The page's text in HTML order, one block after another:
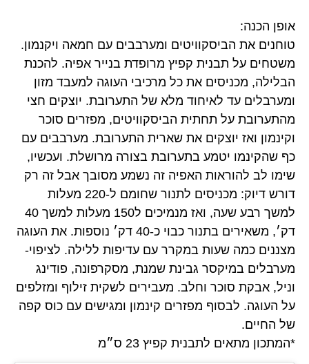
אופן הכנה:
טוחנים את הביסקוויטים ומערבבים עם חמאה ויקנמון.
משטחים על תבנית קפיץ מרופדת בנייר אפיה. להכנת
הבלילה, מכניסים את כל מרכיבי העוגה למעבד מזון
ומערבלים עד לאיחוד מלא של התערובת. יוצקים חצי
מהתערובת על תחתית הביסקוויטים, מפזרים סוכר
וקינמון ואז יוצקים את שארית התערובת. מערבבים עם
כף שהקינמו יטמע בתערובת בצורה מרושלת. ועכשיו,
שימו לב להוראות האפיה זה נשמע מסובך אבל זה רק
דורש דיוק: מכניסים לתנור שחומם ל-220 מעלות
למשך רבע שעה, ואז מנמיכים ל150 מעלות למשך 40
דק׳, משאירים בתנור כבוי כ-40 דק׳ נוספות. את העוגה
מצננים כמה שעות במקרר עם עדיפות ללילה. לציפוי-
מערבלים במיקסר גבינת שמנת, מסקרפונה, פודינג
וניל, אבקת סוכר וחלב. מעבירים לשקית זילוף ומזלפים
על העוגה. לבסוף מפזרים קינמון ומגישים עם כוס קפה
של החיים.
*המתכון מתאים לתבנית קפיץ 23 ס״מ